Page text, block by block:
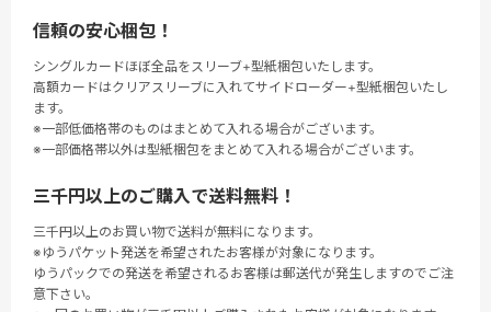
信頼の安心梱包！
シングルカードほぼ全品をスリーブ+型紙梱包いたします。
高額カードはクリアスリーブに入れてサイドローダー+型紙梱包いたし
ます。
※一部低価格帯のものはまとめて入れる場合がございます。
※一部価格帯以外は型紙梱包をまとめて入れる場合がございます。
三千円以上のご購入で送料無料！
三千円以上のお買い物で送料が無料になります。
※ゆうパケット発送を希望されたお客様が対象になります。
ゆうパックでの発送を希望されるお客様は郵送代が発生しますのでご注
意下さい。